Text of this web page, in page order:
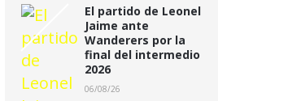
El partido de Leonel
Jaime ante
Wanderers por la
final del intermedio
2026
06/08/26